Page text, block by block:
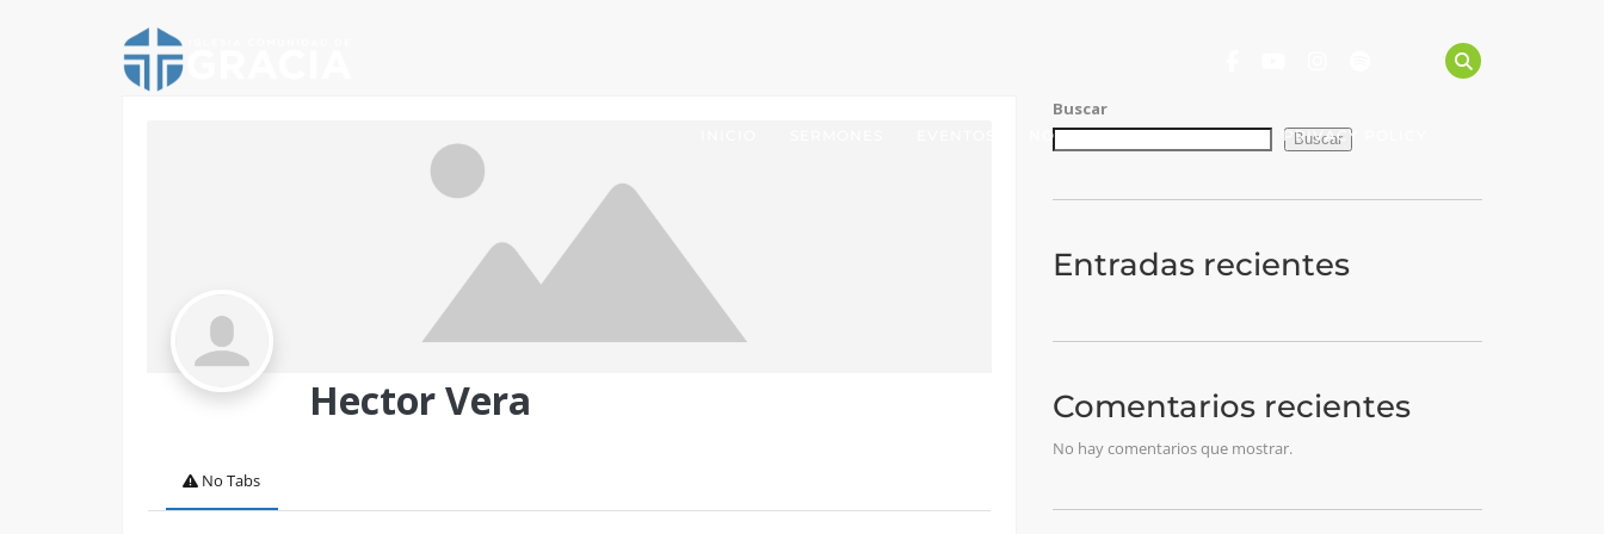
NOSOTROS CONTACTO PRIVACY POLICY
Hector Vera
No Tabs
Buscar
Buscar
Entradas recientes
Comentarios recientes
No hay comentarios que mostrar.